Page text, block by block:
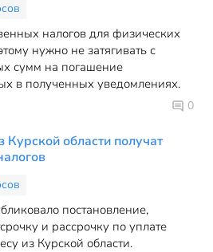
налогов для физических
нужно не затягивать с
сумм на погашение
в полученных уведомлениях.
0
области получат
постановление,
и рассрочку по уплате
из Курской области.